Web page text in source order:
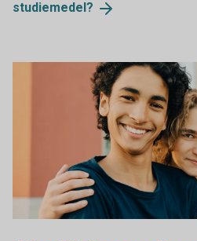
studiemedel?